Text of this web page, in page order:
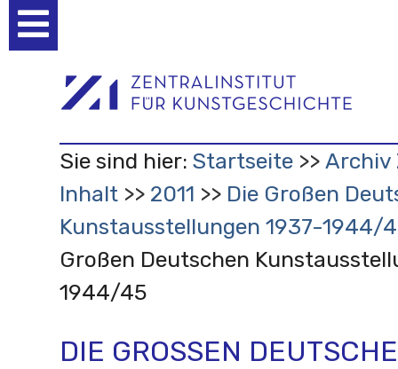
Werkzeuge
Sie sind hier: Startseite
Archiv
Inhalt
2011
Die Großen
Kunstausstellungen 1937-1944/
Großen Deutschen
1944/45
DIE GROSSEN